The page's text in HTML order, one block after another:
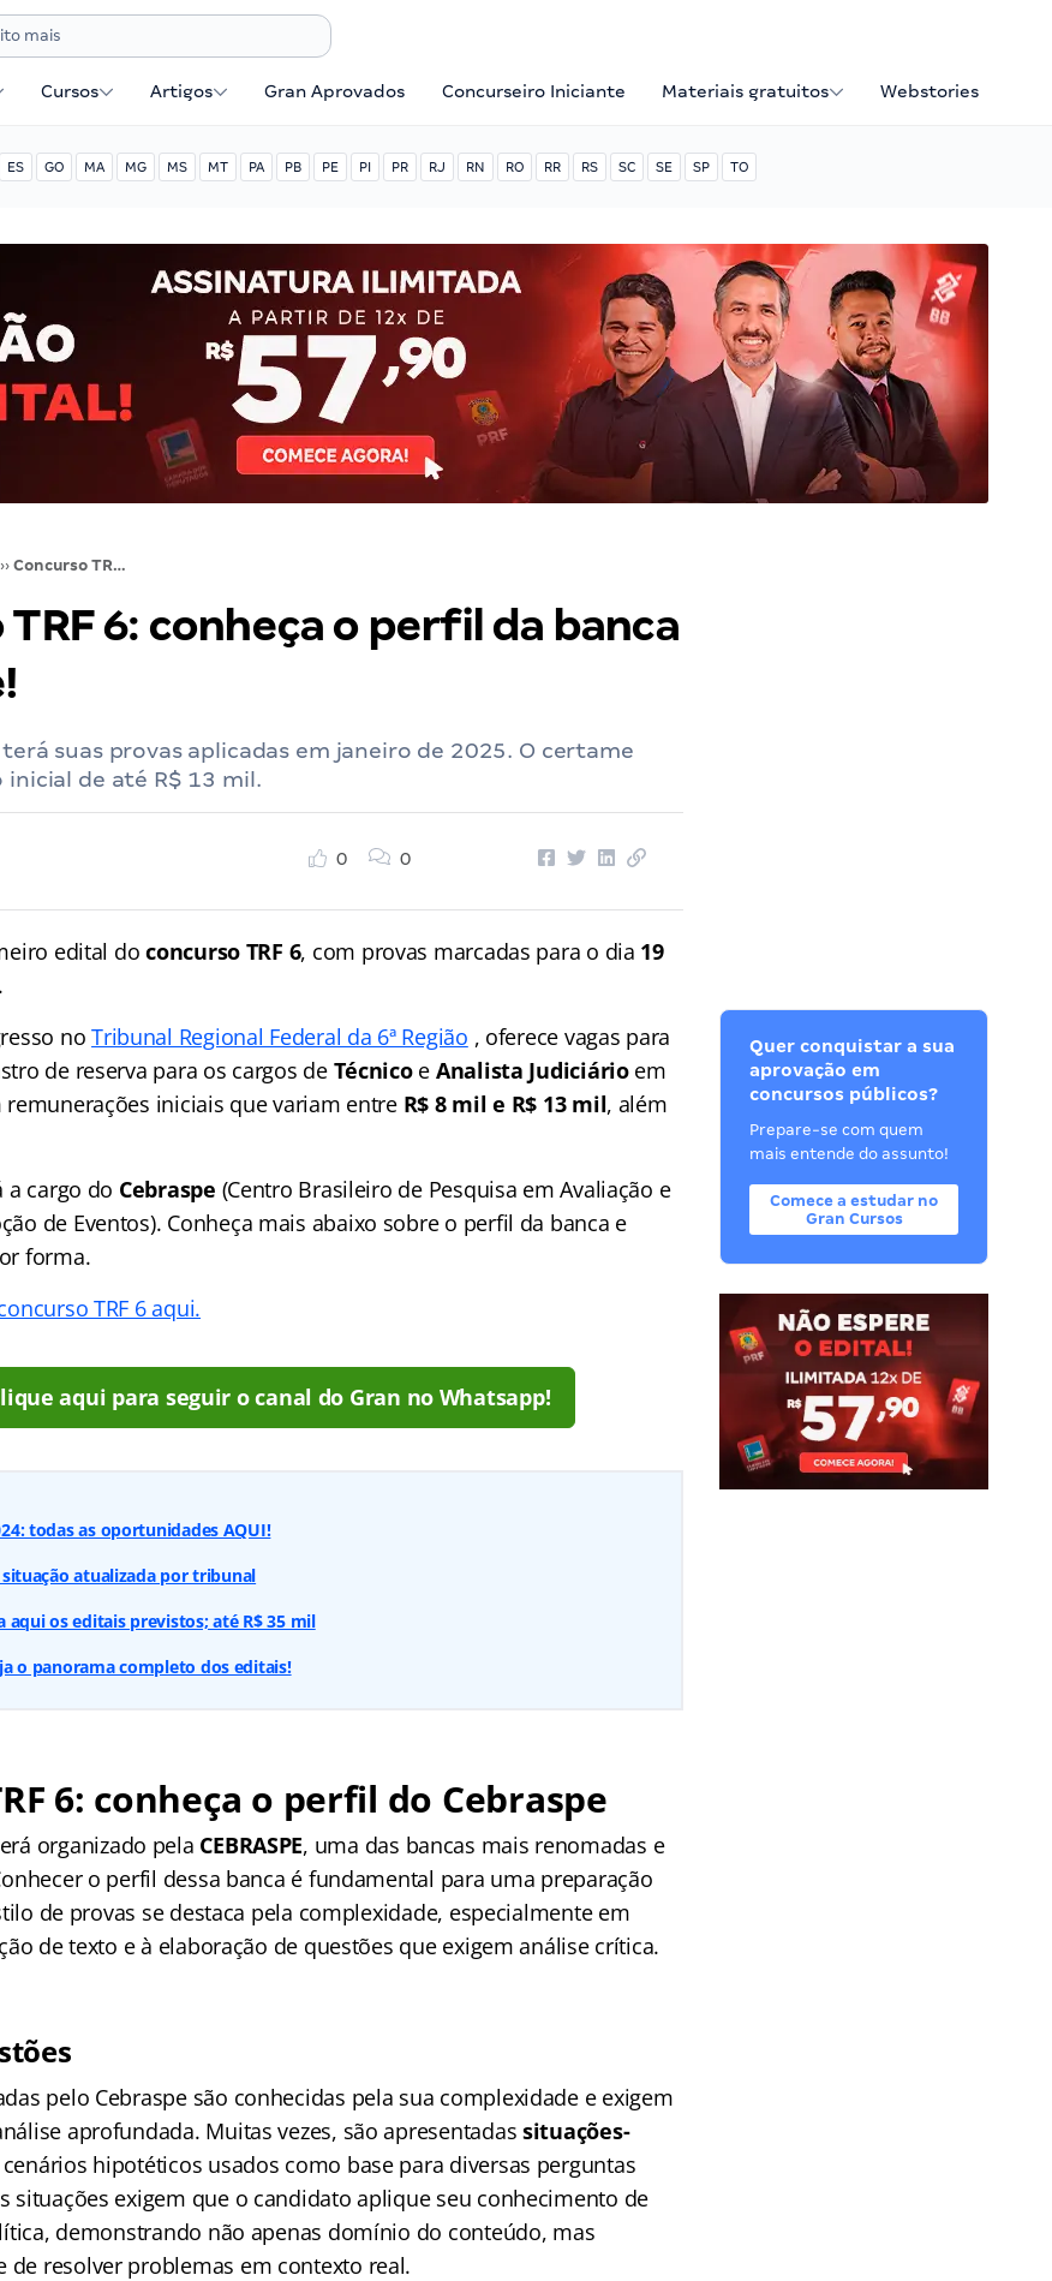
Cursos Artigos Gran Aprovados Concurseiro Iniciante Materiais gratuitos Webstories
ES GO MA MG MS MT PA PB PE PI PR RJ RN RO RR RS SC SE SP TO
›› Concurso TRF 6: conheça o perfil da banca Cebraspe!
6: conheça o perfil da banca
terá suas provas aplicadas em janeiro de 2025. O certame
de até R$ 13 mil.
0 0
edital doconcurso TRF 6, com provas marcadas para o dia 19
noTribunal Regional Federal da 6ª Região , oferece vagas para
de reserva para os cargos de Técnicoe Analista Judiciárioem
remunerações iniciais que variam entre R$ 8 mil e R$ 13 mil, além
a cargo do Cebraspe (Centro Brasileiro de Pesquisa em Avaliação e
de Eventos). Conheça mais abaixo sobre o perfil da banca e
forma.
TRF 6 aqui.
aqui para seguir o canal do Gran no Whatsapp!
todas as oportunidades AQUI!
situação atualizada por tribunal
aqui os editais previstos; até R$ 35 mil
o panorama completo dos editais!
6: conheça o perfil do Cebraspe
organizado pela CEBRASPE, uma das bancas mais renomadas e
o perfil dessa banca é fundamental para uma preparação
de provas se destaca pela complexidade, especialmente em
de texto e à elaboração de questões que exigem análise crítica.
pelo Cebraspe são conhecidas pela sua complexidade e exigem
aprofundada. Muitas vezes, são apresentadas situações-
hipotéticos usados como base para diversas perguntas
situações exigem que o candidato aplique seu conhecimento de
demonstrando não apenas domínio do conteúdo, mas
de resolver problemas em contexto real.
Quer conquistar a sua
aprovação em
concursos públicos?
Prepare-se com quem
mais entende do assunto!
Comece a estudar no
Gran Cursos